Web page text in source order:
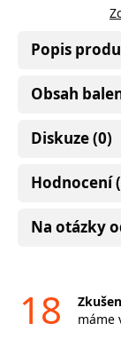
Popis
Obsah
Diskuze (0)
Hodnocení
Na otázky
18
máme